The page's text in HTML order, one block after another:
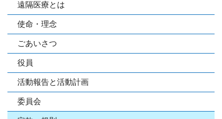
遠隔医療とは
使命・理念
ごあいさつ
役員
活動報告と活動計画
委員会